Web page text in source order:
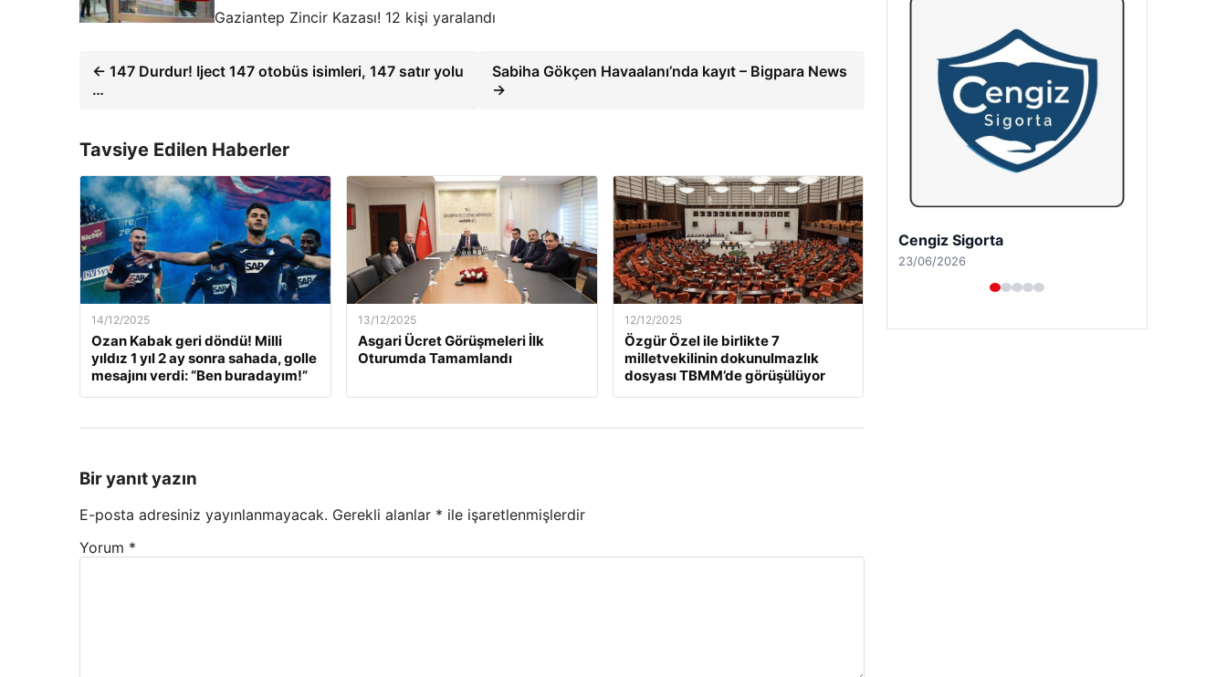
Gaziantep Zincir Kazası! 12 kişi yaralandı
← 147 Durdur! Iject 147 otobüs isimleri, 147 satır yolu
…
Sabiha Gökçen Havaalanı’nda kayıt – Bigpara News
→
Tavsiye Edilen Haberler
14/12/2025
Ozan Kabak geri döndü! Milli
yıldız 1 yıl 2 ay sonra sahada, golle
mesajını verdi: “Ben buradayım!”
13/12/2025
Asgari Ücret Görüşmeleri İlk
Oturumda Tamamlandı
12/12/2025
Özgür Özel ile birlikte 7
milletvekilinin dokunulmazlık
dosyası TBMM’de görüşülüyor
Bir yanıt yazın
E-posta adresiniz yayınlanmayacak. Gerekli alanlar * ile işaretlenmişlerdir
Yorum *
Hastaş Beton
26/05/2026